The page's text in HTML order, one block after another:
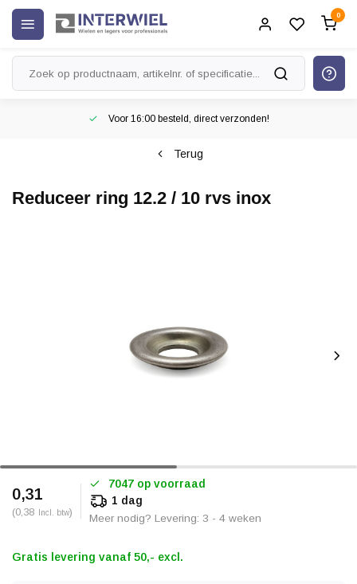
0
Voor 16:00 besteld, direct verzonden!
Terug
Reduceer ring 12.2 / 10 rvs inox
0,31
(0,38 Incl. btw)
7047 op voorraad
1 dag
Meer nodig? Levering: 3 - 4 weken
Gratis levering vanaf 50,- excl.